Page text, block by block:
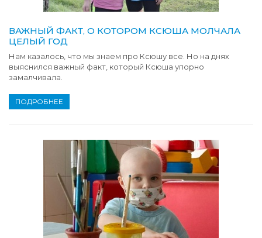
ВАЖНЫЙ ФАКТ, О КОТОРОМ КСЮША МОЛЧАЛА
ЦЕЛЫЙ ГОД
Нам казалось, что мы знаем про Ксюшу все. Но на днях
выяснился важный факт, который Ксюша упорно
замалчивала.
ПОДРОБНЕЕ